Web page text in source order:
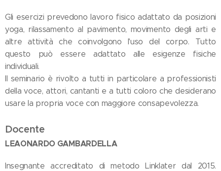
Gli esercizi prevedono lavoro fisico adattato da posizioni
yoga, rilassamento al pavimento, movimento degli arti e
altre attività che coinvolgono l'uso del corpo. Tutto
questo può essere adattato alle esigenze fisiche
individuali.
Il seminario è rivolto a tutti in particolare a professionisti
della voce, attori, cantanti e a tutti coloro che desiderano
usare la propria voce con maggiore consapevolezza.
Docente
LEAONARDO GAMBARDELLA
Insegnante accreditato di metodo Linklater dal 2015.